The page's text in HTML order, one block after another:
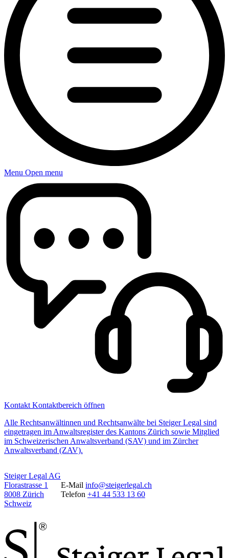
Menu Open menu
KontaktKontaktbereich öffnen
Alle Rechtsanwältinnen und Rechtsanwälte bei Steiger Legal sind
eingetragen im Anwaltsregister des Kantons Zürich sowie Mitglied
im Schweizerischen Anwaltsverband (SAV) und im Zürcher
Anwaltsverband (ZAV).
Steiger Legal AG
Florastrasse 1
8008 Zürich
Schweiz
E-Mail info@steigerlegal.ch
Telefon +41 44 533 13 60